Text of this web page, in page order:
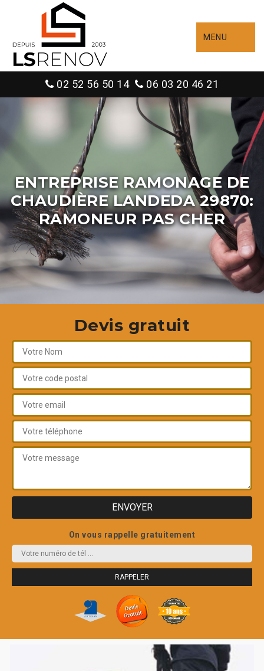
MENU
02 52 56 50 14 06 03 20 46 21
ENTREPRISE RAMONAGE DE
CHAUDIÈRE LANDEDA 29870:
RAMONEUR PAS CHER
Devis gratuit
On vous rappelle gratuitement